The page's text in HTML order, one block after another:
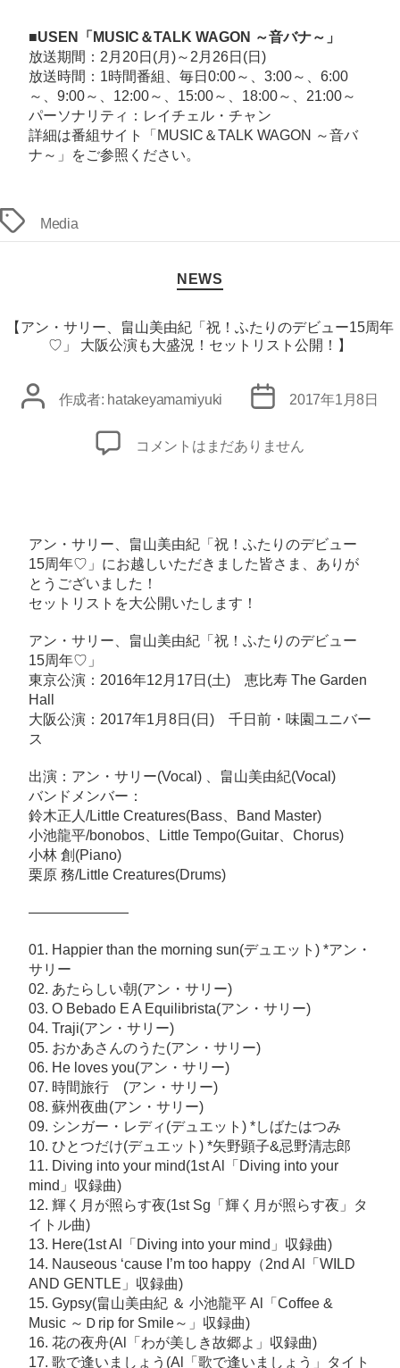
出
演
情
報！
へ
の
■USEN「MUSIC＆TALK WAGON ～音バナ～」
放送期間：2月20日(月)～2月26日(日)
放送時間：1時間番組、毎日0:00～、3:00～、6:00
～、9:00～、12:00～、15:00～、18:00～、21:00～
パーソナリティ：レイチェル・チャン
詳細は番組サイト「 MUSIC＆TALK WAGON ～音バ
ナ～ 」をご参照ください。
タ
グ
Media
カ
テ
リ
ー
NEWS
【アン・サリー、畠山美由紀「祝！ふたりのデビュー15周年
♡」 大阪公演も大盛況！セットリスト公開！】
投
作成者: hatakeyamamiyuki
投
日
2017年1月8日
【ア
ー、
畠
山
美
「祝！
た
の
デ
ビ
ュ
♡」
阪
公
演
も
大
盛
況！
セ
ト
リ
ス
ト
公
開！】
へ
コメントはまだありません
アン・サリー、畠山美由紀「祝！ふたりのデビュー
15周年♡」にお越しいただきました皆さま、ありが
とうございました！
セットリストを大公開いたします！
アン・サリー、畠山美由紀「祝！ふたりのデビュー
15周年♡」
東京公演：2016年12月17日(土) 恵比寿 The Garden
Hall
大阪公演：2017年1月8日(日) 千日前・味園ユニバー
ス
出演：アン・サリー(Vocal) 、畠山美由紀(Vocal)
バンドメンバー：
鈴木正人/Little Creatures(Bass、Band Master)
小池龍平/bonobos、Little Tempo(Guitar、Chorus)
小林 創(Piano)
栗原 務/Little Creatures(Drums)
———————
01. Happier than the morning sun(デュエット) *アン・
サリー
02. あたらしい朝(アン・サリー)
03. O Bebado E A Equilibrista(アン・サリー)
04. Traji(アン・サリー)
05. おかあさんのうた(アン・サリー)
06. He loves you(アン・サリー)
07. 時間旅行 (アン・サリー)
08. 蘇州夜曲(アン・サリー)
09. シンガー・レディ(デュエット) *しばたはつみ
10. ひとつだけ(デュエット) *矢野顕子&忌野清志郎
11. Diving into your mind(1st Al「Diving into your
mind」収録曲)
12. 輝く月が照らす夜(1st Sg「輝く月が照らす夜」タ
イトル曲)
13. Here(1st Al「Diving into your mind」収録曲)
14. Nauseous ‘cause I’m too happy（2nd Al「WILD
AND GENTLE」収録曲)
15. Gypsy(畠山美由紀 ＆ 小池龍平 Al「Coffee &
Music ～Ｄrip for Smile～」収録曲)
16. 花の夜舟(Al「わが美しき故郷よ」収録曲)
17. 歌で逢いましょう(Al「歌で逢いましょう」タイト